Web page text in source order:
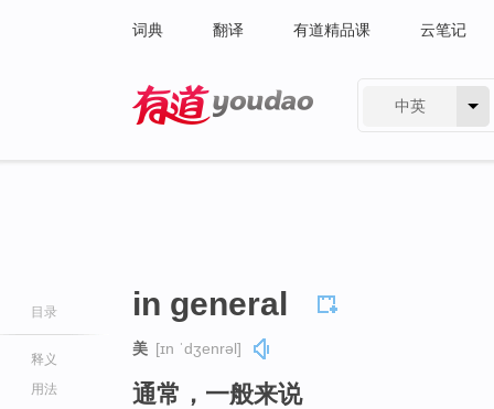
词典 翻译 有道精品课 云笔记
中英
目录
释义
用法
in general
美 [ɪn ˈdʒenrəl]
通常，一般来说